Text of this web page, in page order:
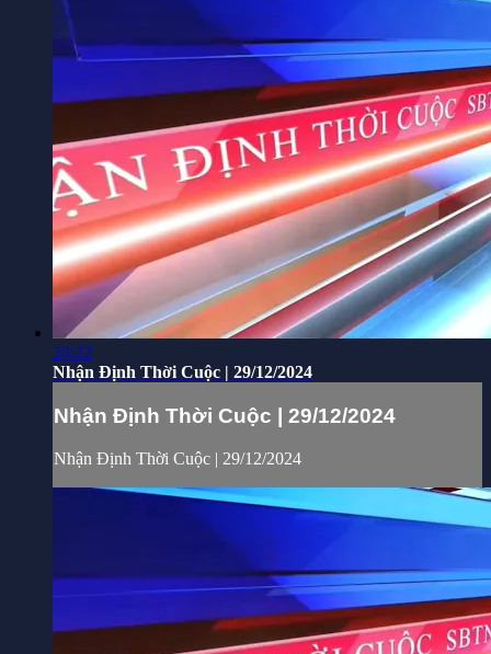
24:22
Nhận Định Thời Cuộc | 29/12/2024
Nhận Định Thời Cuộc | 29/12/2024
Nhận Định Thời Cuộc | 29/12/2024